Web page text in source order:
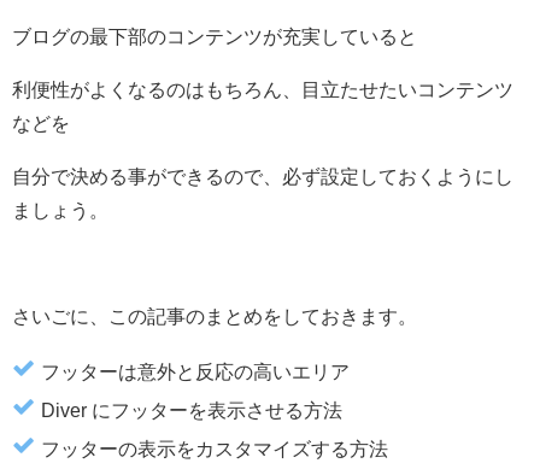
ブログの最下部のコンテンツが充実していると
利便性がよくなるのはもちろん、目立たせたいコンテンツ
などを
自分で決める事ができるので、必ず設定しておくようにし
ましょう。
さいごに、この記事のまとめをしておきます。
フッターは意外と反応の高いエリア
Diver にフッターを表示させる方法
フッターの表示をカスタマイズする方法